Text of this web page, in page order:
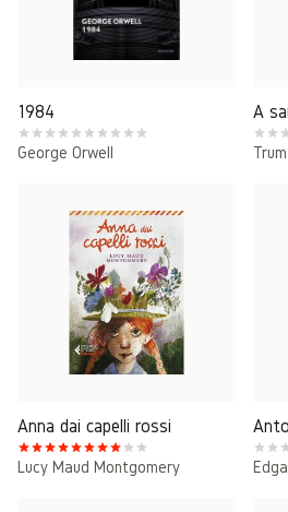
1984
George Orwell
A
Anna dai capelli rossi
Lucy Maud Montgomery